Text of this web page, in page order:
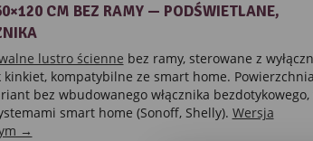
CM BEZ RAMY — PODŚWIETLANE,
lustro ścienne bez ramy, sterowane z
kinkiet, kompatybilne ze smart home.
bez wbudowanego włącznika bezdotykowego,
smart home (Sonoff, Shelly). Wersja
→